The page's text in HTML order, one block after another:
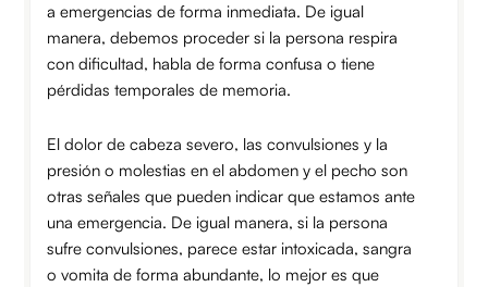
a emergencias de forma inmediata. De igual
manera, debemos proceder si la persona respira
con dificultad, habla de forma confusa o tiene
pérdidas temporales de memoria.
El dolor de cabeza severo, las convulsiones y la
presión o molestias en el abdomen y el pecho son
otras señales que pueden indicar que estamos ante
una emergencia. De igual manera, si la persona
sufre convulsiones, parece estar intoxicada, sangra
o vomita de forma abundante, lo mejor es que